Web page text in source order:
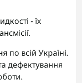
- їх
по всій Україні.
дефектування